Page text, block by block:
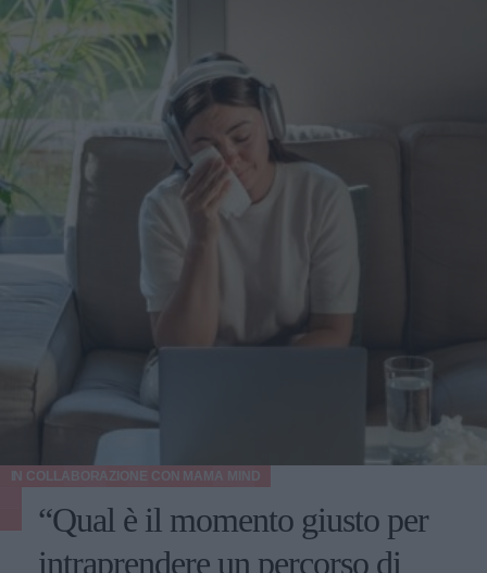
“Qual è il momento giusto per
intraprendere un percorso di
IN COLLABORAZIONE CON MAMA MIND